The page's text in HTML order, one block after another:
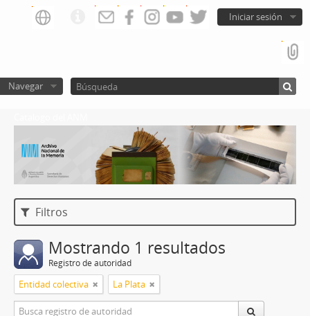
Iniciar sesión
Navegar
Filtros
Mostrando 1 resultados
Registro de autoridad
Entidad colectiva La Plata